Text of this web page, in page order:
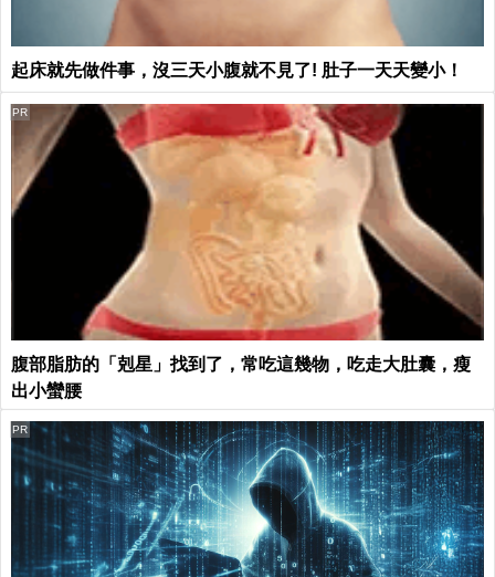
起床就先做件事，沒三天小腹就不見了! 肚子一天天變小！
腹部脂肪的「剋星」找到了，常吃這幾物，吃走大肚囊，瘦
出小蠻腰
PR
PR